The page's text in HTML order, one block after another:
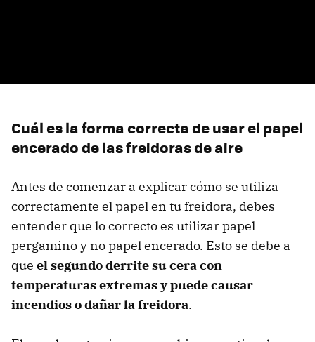
Cuál es la forma correcta de usar el papel
encerado de las freidoras de aire
Antes de comenzar a explicar cómo se utiliza
correctamente el papel en tu freidora, debes
entender que lo correcto es utilizar papel
pergamino y no papel encerado. Esto se debe a
que el segundo derrite su cera con
temperaturas extremas y puede causar
incendios o dañar la freidora.